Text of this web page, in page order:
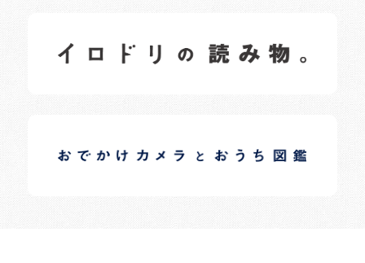
日常の様子など随時更新中です。
日常の様子など随時更新中です。